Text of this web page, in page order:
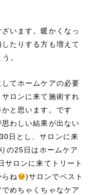
います。暖かくなっ
たりする方も増えて
。
てホームケアの必要
ロンに来て施術すれ
と思います。です
わしい結果が出ない
日とし、サロンに来
の25日はホームケア
サロンに来てトリート
らね
)サロンでベスト
めちゃくちゃなケア